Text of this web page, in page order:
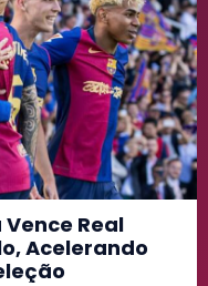
Real
Acelerando